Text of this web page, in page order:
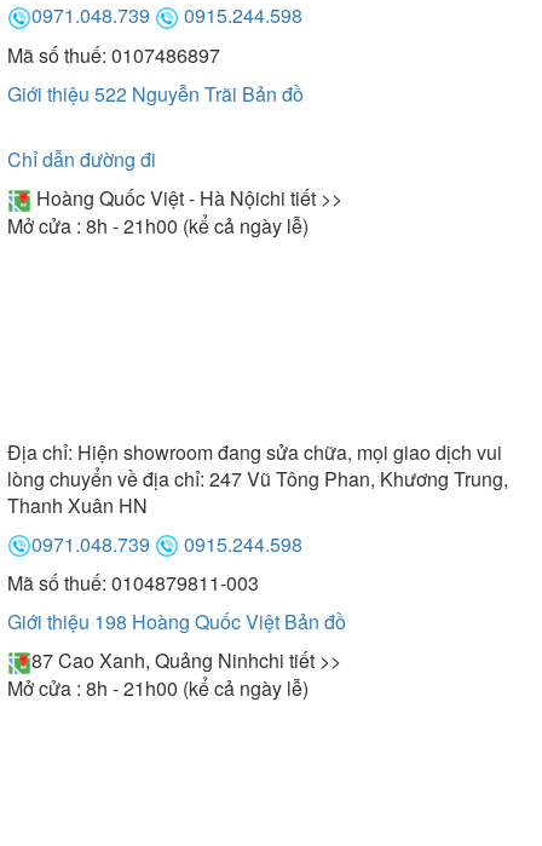
0971.048.739
0915.244.598
Mã số thuế: 0107486897
Giới thiệu 522 Nguyễn Trãi Bản đồ
Chỉ dẫn đường đi
Hoàng Quốc Việt - Hà Nộichi tiết >>
Mở cửa : 8h - 21h00 (kể cả ngày lễ)
Địa chỉ: Hiện showroom đang sửa chữa, mọi giao dịch vui
lòng chuyển về địa chỉ: 247 Vũ Tông Phan, Khương Trung,
Thanh Xuân HN
0971.048.739
0915.244.598
Mã số thuế: 0104879811-003
Giới thiệu 198 Hoàng Quốc Việt Bản đồ
87 Cao Xanh, Quảng Ninhchi tiết >>
Mở cửa : 8h - 21h00 (kể cả ngày lễ)